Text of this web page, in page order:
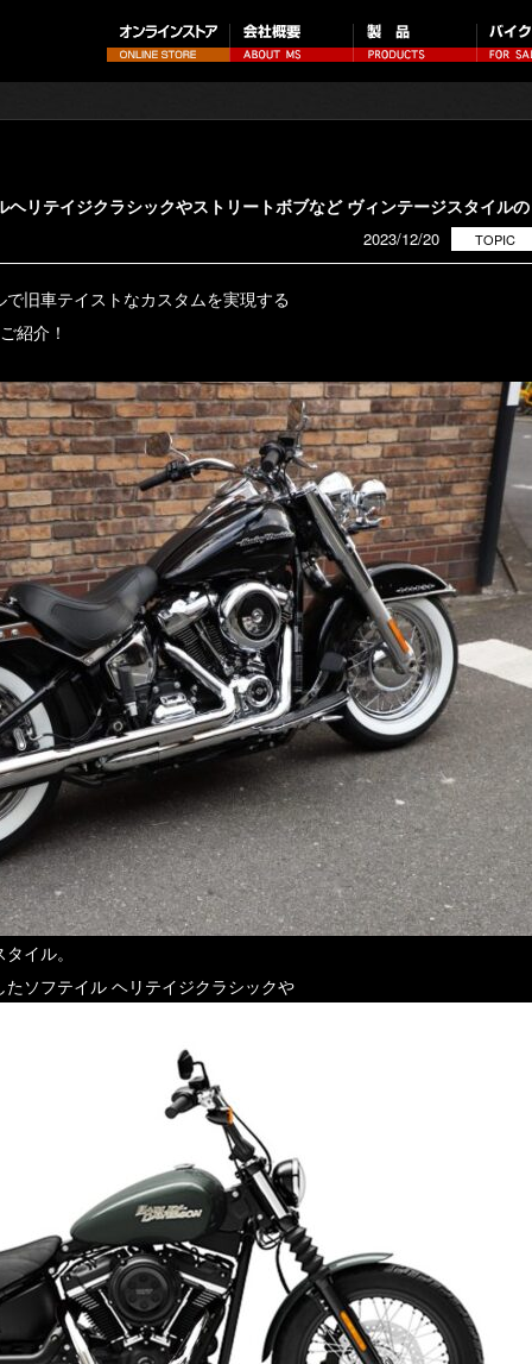
リテイジクラシックやストリートボブなど ヴィンテージスタイルの
TOPIC
2023/12/20
旧車テイストなカスタムを実現する
紹介！
イル。
ソフテイル ヘリテイジクラシックや